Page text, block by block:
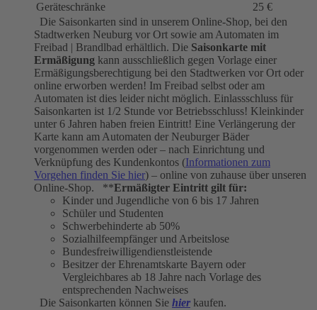
Geräteschränke
25 €
Die Saisonkarten sind in unserem Online-Shop, bei den
Stadtwerken Neuburg vor Ort sowie am Automaten im
Freibad | Brandlbad erhältlich. Die Saisonkarte mit
Ermäßigung kann ausschließlich gegen Vorlage einer
Ermäßigungsberechtigung bei den Stadtwerken vor Ort oder
online erworben werden! Im Freibad selbst oder am
Automaten ist dies leider nicht möglich. Einlassschluss für
Saisonkarten ist 1/2 Stunde vor Betriebsschluss! Kleinkinder
unter 6 Jahren haben freien Eintritt! Eine Verlängerung der
Karte kann am Automaten der Neuburger Bäder
vorgenommen werden oder – nach Einrichtung und
Verknüpfung des Kundenkontos (Informationen zum
Vorgehen finden Sie hier) – online von zuhause über unseren
Online-Shop. **Ermäßigter Eintritt gilt für:
Kinder und Jugendliche von 6 bis 17 Jahren
Schüler und Studenten
Schwerbehinderte ab 50%
Sozialhilfeempfänger und Arbeitslose
Bundesfreiwilligendienstleistende
Besitzer der Ehrenamtskarte Bayern oder
Vergleichbares ab 18 Jahre nach Vorlage des
entsprechenden Nachweises
Die Saisonkarten können Sie hier kaufen.